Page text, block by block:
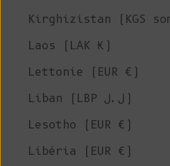
Kirghizistan (KGS
Laos (LAK ₭)
Lettonie (EUR €)
Liban (LBP ل.ل)
Lesotho (EUR €)
Libéria (EUR €)